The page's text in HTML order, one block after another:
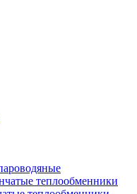
теплообменники